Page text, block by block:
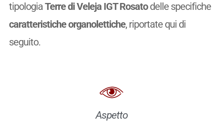
tipologiaTerre di Veleja IGT Rosatodelle specifiche
caratteristiche organolettiche, riportate qui di
seguito.
Aspetto